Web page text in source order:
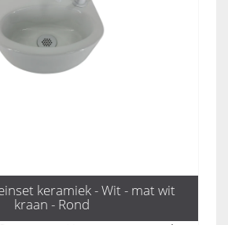
keramiek - Wit - mat wit
kraan - Rond